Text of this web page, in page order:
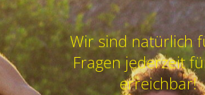
Wir sind natürlich
Fragen jederzeit
erreichbar!